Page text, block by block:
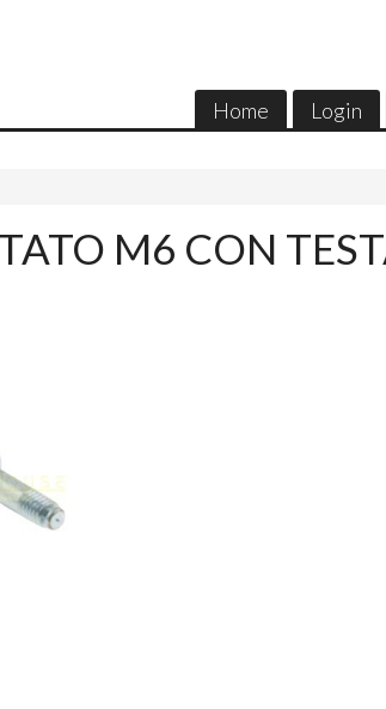
Home Login
M6 CON